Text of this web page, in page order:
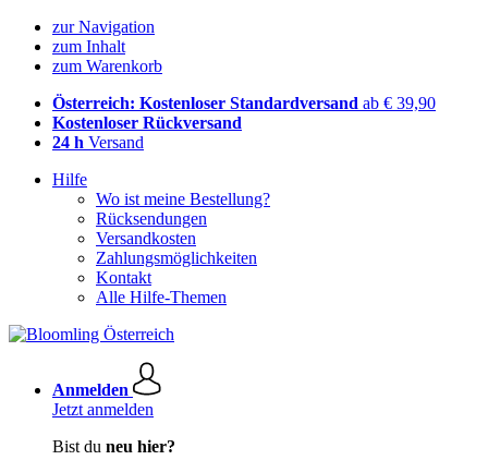
zur Navigation
zum Inhalt
zum Warenkorb
Österreich: Kostenloser Standardversand ab € 39,90
Kostenloser Rückversand
24 h Versand
Hilfe
Wo ist meine Bestellung?
Rücksendungen
Versandkosten
Zahlungsmöglichkeiten
Kontakt
Alle Hilfe-Themen
Anmelden
Jetzt anmelden
Bist du neu hier?